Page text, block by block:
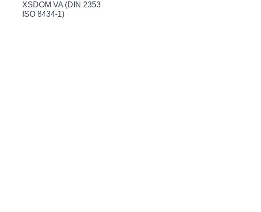
XSDOM VA (DIN 2353
ISO 8434-1)